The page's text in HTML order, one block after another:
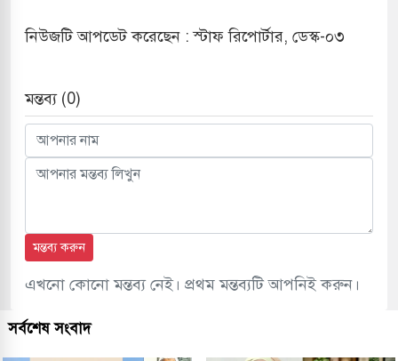
নিউজটি আপডেট করেছেন : স্টাফ রিপোর্টার, ডেস্ক-০৩
মন্তব্য (0)
মন্তব্য করুন
এখনো কোনো মন্তব্য নেই। প্রথম মন্তব্যটি আপনিই করুন।
সর্বশেষ সংবাদ